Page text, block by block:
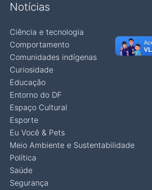
Notícias
Ciência e tecnologia
Comportamento
Comunidades indígenas
Curiosidade
Educação
Entorno do DF
Espaço Cultural
Esporte
Eu Você & Pets
Meio Ambiente e Sustentabilidade
Política
Saúde
Segurança